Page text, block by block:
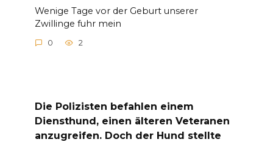
Wenige Tage vor der Geburt unserer
Zwillinge fuhr mein
0 2
Die Polizisten befahlen einem
Diensthund, einen älteren Veteranen
anzugreifen. Doch der Hund stellte